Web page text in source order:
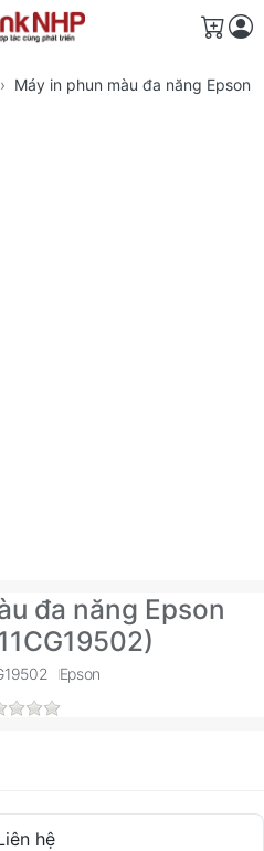
Giỏ
Máy in phun màu đa năng Epson
đa năng Epson
Epson
hệ